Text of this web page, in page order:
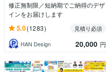
修正無制限／短納期でご納得のデザ
インをお届けします
5.0(1283)
見積り必須
HAN Design
20,000 円